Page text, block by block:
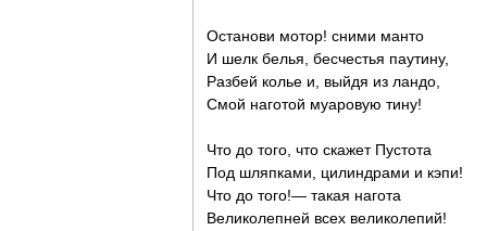
Останови мотор! сними манто
И шелк белья, бесчестья паутину,
Разбей колье и, выйдя из ландо,
Смой наготой муаровую тину!
Что до того, что скажет Пустота
Под шляпками, цилиндрами и кэпи!
Что до того!— такая нагота
Великолепней всех великолепий!